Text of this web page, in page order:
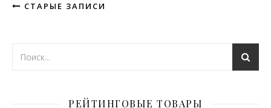
СТАРЫЕ ЗАПИСИ
РЕЙТИНГОВЫЕ ТОВАРЫ